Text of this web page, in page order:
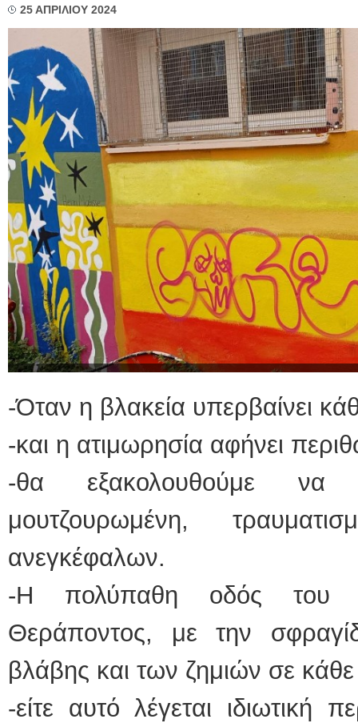
25 ΑΠΡΙΛΙΟΥ 2024
-Όταν η βλακεία υπερβαίνει
-και η ατιμωρησία αφήνει
-θα εξακολουθούμε
μουτζουρωμένη,
ανεγκέφαλων.
-Η πολύπαθη οδός του
Θεράποντος, με την
βλάβης και των ζημιών σε κάθε
-είτε αυτό λέγεται ιδιωτική